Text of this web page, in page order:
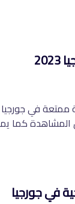
في جورجيا
المشاهدة كما
في جورجيا